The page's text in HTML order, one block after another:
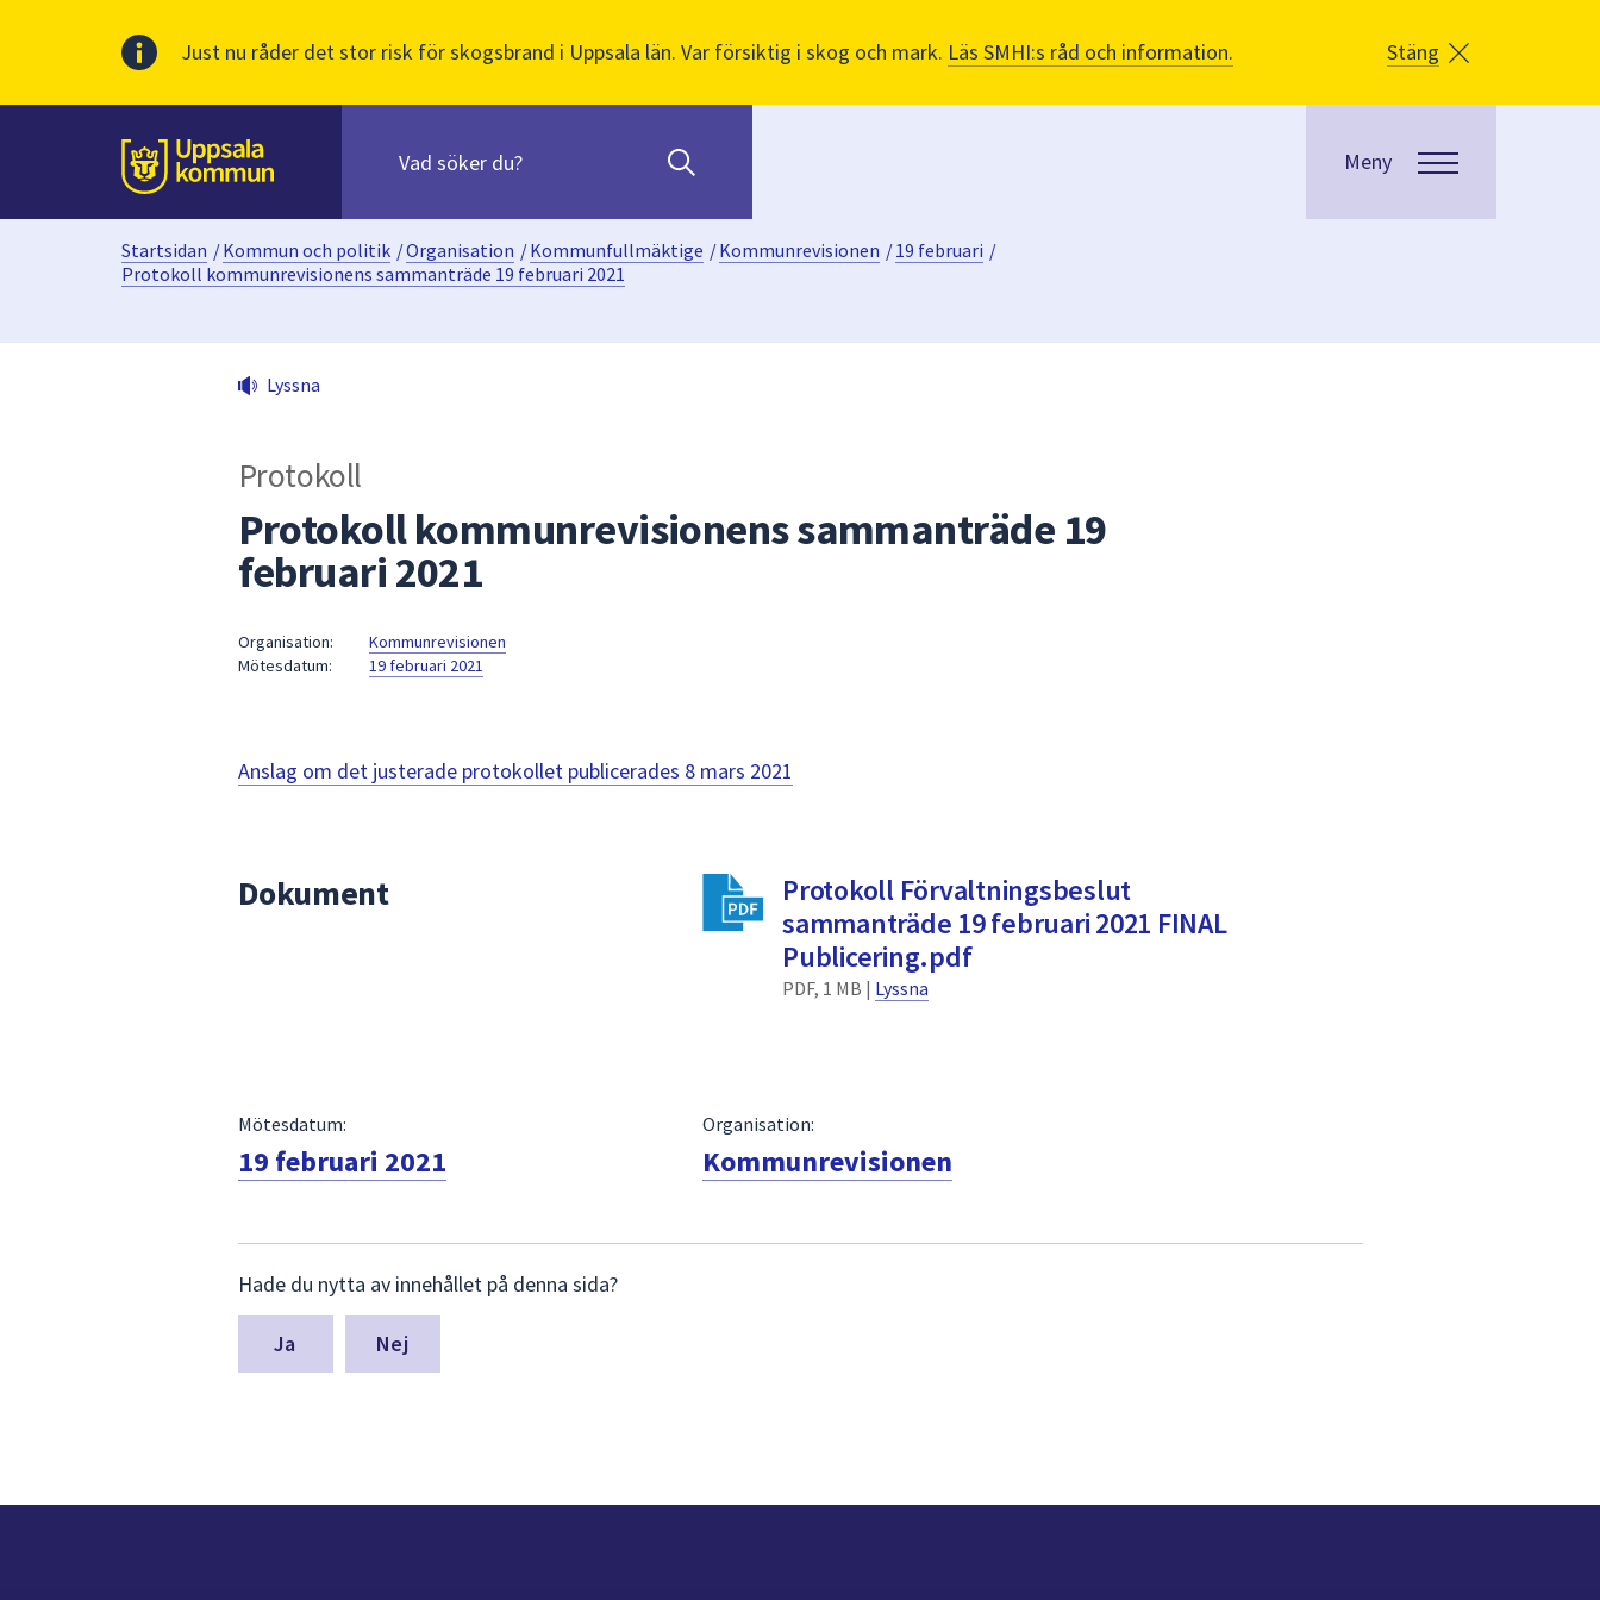
Just nu råder det stor risk för skogsbrand i Uppsala län. Var försiktig i skog och mark. Läs SMHI:s råd och information. Stäng
Till sidans
huvudinnehåll
innehåll
När
du
sökförslag
att
presenteras
under
fältet.
piltangenterna
sökförslagen
att
Meny
Startsidan /Kommun och politik /Organisation /Kommunfullmäktige /Kommunrevisionen /19 februari /
Protokoll kommunrevisionens sammanträde 19 februari 2021
Lyssna
Protokoll
Protokoll kommunrevisionens sammanträde 19
februari 2021
Organisation:
Kommunrevisionen
Mötesdatum:
19 februari 2021
Anslag om det justerade protokollet publicerades 8 mars 2021
Dokument
Protokoll Förvaltningsbeslut
sammanträde 19 februari 2021 FINAL
Publicering.pdf
PDF, 1 MB | Lyssna
Mötesdatum:
19 februari 2021
Organisation:
Kommunrevisionen
synpunkter
för
denna
Hade du nytta av innehållet på denna sida?
Nej